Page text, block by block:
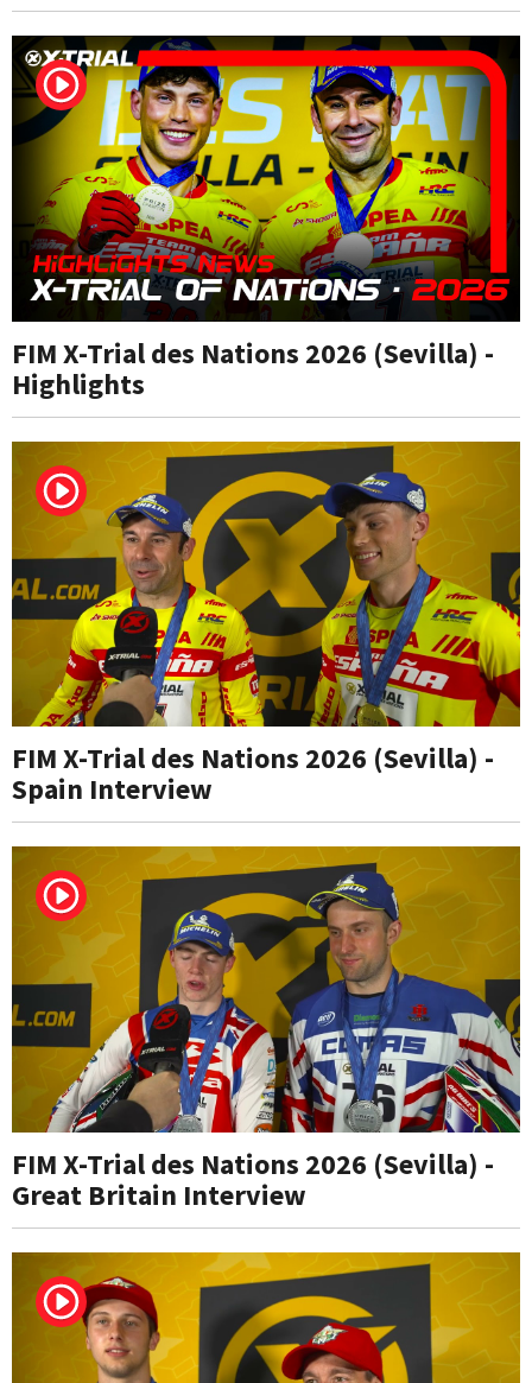
FIM X-Trial des Nations 2026 (Sevilla) -
Highlights
FIM X-Trial des Nations 2026 (Sevilla) -
Spain Interview
FIM X-Trial des Nations 2026 (Sevilla) -
Great Britain Interview